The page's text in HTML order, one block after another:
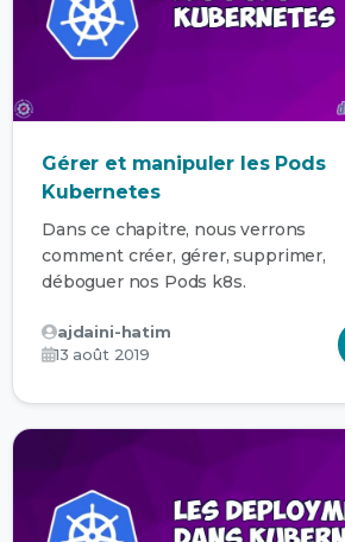
Gérer et manipuler les Pods
Kubernetes
Dans ce chapitre, nous verrons
comment créer, gérer, supprimer,
déboguer nos Pods k8s.
ajdaini-hatim
13 août 2019